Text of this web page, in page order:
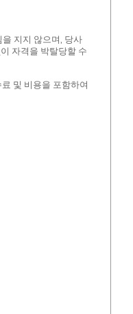
지지 않으며, 당사
자격을 박탈당할 수
및 비용을 포함하여